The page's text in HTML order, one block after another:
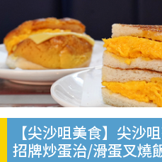
【尖沙咀美食】尖沙
招牌炒蛋治/滑蛋叉燒